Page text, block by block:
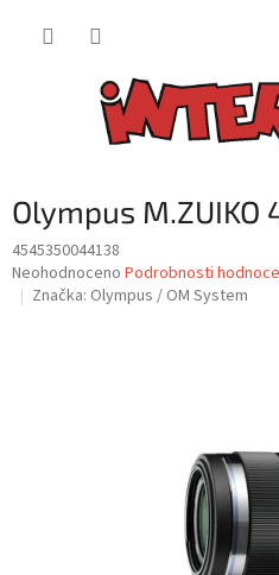
Olympus M.ZUIKO
4545350044138
Průměrné
hodnocení
Neohodnoceno Podrobnosti
Značka: Olympus / OM System